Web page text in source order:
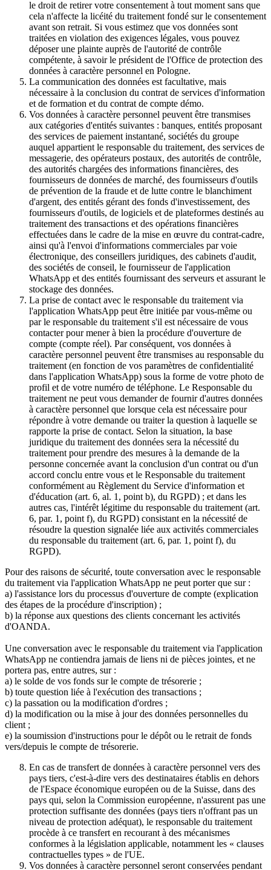
le droit de retirer votre consentement à tout moment sans que
cela n'affecte la licéité du traitement fondé sur le consentement
avant son retrait. Si vous estimez que vos données sont
traitées en violation des exigences légales, vous pouvez
déposer une plainte auprès de l'autorité de contrôle
compétente, à savoir le président de l'Office de protection des
données à caractère personnel en Pologne.
La communication des données est facultative, mais
nécessaire à la conclusion du contrat de services d'information
et de formation et du contrat de compte démo.
Vos données à caractère personnel peuvent être transmises
aux catégories d'entités suivantes : banques, entités proposant
des services de paiement instantané, sociétés du groupe
auquel appartient le responsable du traitement, des services de
messagerie, des opérateurs postaux, des autorités de contrôle,
des autorités chargées des informations financières, des
fournisseurs de données de marché, des fournisseurs d'outils
de prévention de la fraude et de lutte contre le blanchiment
d'argent, des entités gérant des fonds d'investissement, des
fournisseurs d'outils, de logiciels et de plateformes destinés au
traitement des transactions et des opérations financières
effectuées dans le cadre de la mise en œuvre du contrat-cadre,
ainsi qu'à l'envoi d'informations commerciales par voie
électronique, des conseillers juridiques, des cabinets d'audit,
des sociétés de conseil, le fournisseur de l'application
WhatsApp et des entités fournissant des serveurs et assurant le
stockage des données.
La prise de contact avec le responsable du traitement via
l'application WhatsApp peut être initiée par vous-même ou
par le responsable du traitement s'il est nécessaire de vous
contacter pour mener à bien la procédure d'ouverture de
compte (compte réel). Par conséquent, vos données à
caractère personnel peuvent être transmises au responsable du
traitement (en fonction de vos paramètres de confidentialité
dans l'application WhatsApp) sous la forme de votre photo de
profil et de votre numéro de téléphone. Le Responsable du
traitement ne peut vous demander de fournir d'autres données
à caractère personnel que lorsque cela est nécessaire pour
répondre à votre demande ou traiter la question à laquelle se
rapporte la prise de contact. Selon la situation, la base
juridique du traitement des données sera la nécessité du
traitement pour prendre des mesures à la demande de la
personne concernée avant la conclusion d'un contrat ou d'un
accord conclu entre vous et le Responsable du traitement
conformément au Règlement du Service d'information et
d'éducation (art. 6, al. 1, point b), du RGPD) ; et dans les
autres cas, l'intérêt légitime du responsable du traitement (art.
6, par. 1, point f), du RGPD) consistant en la nécessité de
résoudre la question signalée liée aux activités commerciales
du responsable du traitement (art. 6, par. 1, point f), du
RGPD).
Pour des raisons de sécurité, toute conversation avec le responsable
du traitement via l'application WhatsApp ne peut porter que sur :
a) l'assistance lors du processus d'ouverture de compte (explication
des étapes de la procédure d'inscription) ;
b) la réponse aux questions des clients concernant les activités
d'OANDA.
Une conversation avec le responsable du traitement via l'application
WhatsApp ne contiendra jamais de liens ni de pièces jointes, et ne
portera pas, entre autres, sur :
a) le solde de vos fonds sur le compte de trésorerie ;
b) toute question liée à l'exécution des transactions ;
c) la passation ou la modification d'ordres ;
d) la modification ou la mise à jour des données personnelles du
client ;
e) la soumission d'instructions pour le dépôt ou le retrait de fonds
vers/depuis le compte de trésorerie.
En cas de transfert de données à caractère personnel vers des
pays tiers, c'est-à-dire vers des destinataires établis en dehors
de l'Espace économique européen ou de la Suisse, dans des
pays qui, selon la Commission européenne, n'assurent pas une
protection suffisante des données (pays tiers n'offrant pas un
niveau de protection adéquat), le responsable du traitement
procède à ce transfert en recourant à des mécanismes
conformes à la législation applicable, notamment les « clauses
contractuelles types » de l'UE.
Vos données à caractère personnel seront conservées pendant